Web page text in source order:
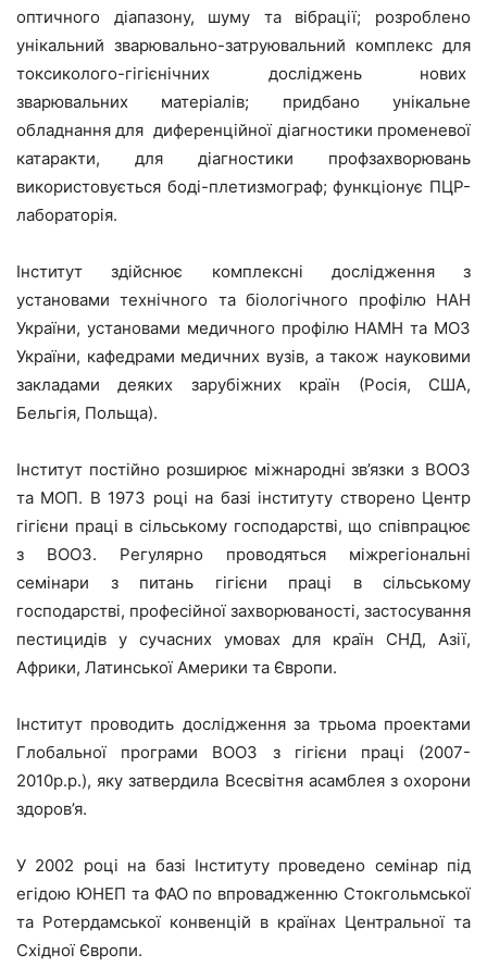
оптичного діапазону, шуму та вібрації; розроблено
унікальний зварювально-затруювальний комплекс для
токсиколого-гігієнічних досліджень нових
зварювальних матеріалів; придбано унікальне
обладнання для диференційної діагностики променевої
катаракти, для діагностики профзахворювань
використовується боді-плетизмограф; функціонує ПЦР-
лабораторія.
Інститут здійснює комплексні дослідження з
установами технічного та біологічного профілю НАН
України, установами медичного профілю НАМН та МОЗ
України, кафедрами медичних вузів, а також науковими
закладами деяких зарубіжних країн (Росія, США,
Бельгія, Польща).
Інститут постійно розширює міжнародні зв’язки з ВООЗ
та МОП. В 1973 році на базі інституту створено Центр
гігієни праці в сільському господарстві, що співпрацює
з ВООЗ. Регулярно проводяться міжрегіональні
семінари з питань гігієни праці в сільському
господарстві, професійної захворюваності, застосування
пестицидів у сучасних умовах для країн СНД, Азії,
Африки, Латинської Америки та Європи.
Інститут проводить дослідження за трьома проектами
Глобальної програми ВООЗ з гігієни праці (2007-
2010р.р.), яку затвердила Всесвітня асамблея з охорони
здоров’я.
У 2002 році на базі Інституту проведено семінар під
егідою ЮНЕП та ФАО по впровадженню Стокгольмської
та Ротердамської конвенцій в країнах Центральної та
Східної Європи.